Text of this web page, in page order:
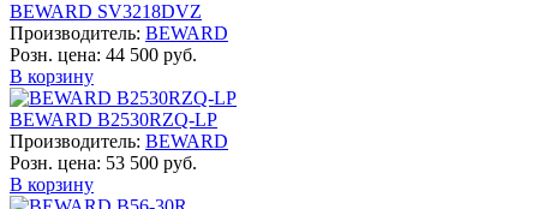
BEWARD SV3218DVZ
Производитель: BEWARD
Розн. цена: 44 500 руб.
В корзину
BEWARD B2530RZQ-LP
Производитель: BEWARD
Розн. цена: 53 500 руб.
В корзину